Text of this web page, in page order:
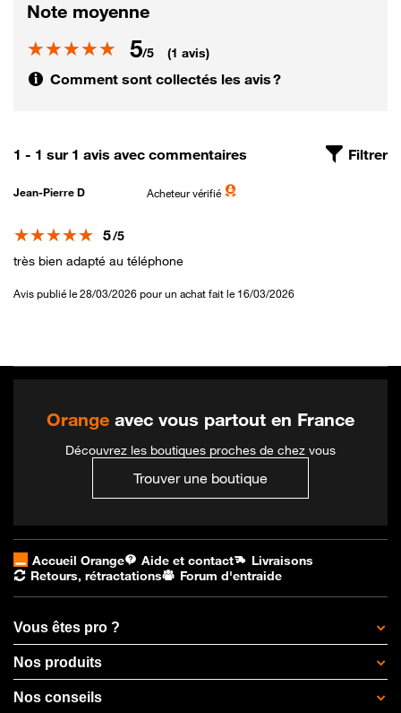
Note moyenne
Note
5/5 (1 avis)
Comment sont collectés les avis ?
1 - 1 sur 1 avis avec commentaires Filtrer
Jean-Pierre D Acheteur vérifié
Note
5/5
très bien adapté au téléphone
Avis publié le 28/03/2026 pour un achat fait le 16/03/2026